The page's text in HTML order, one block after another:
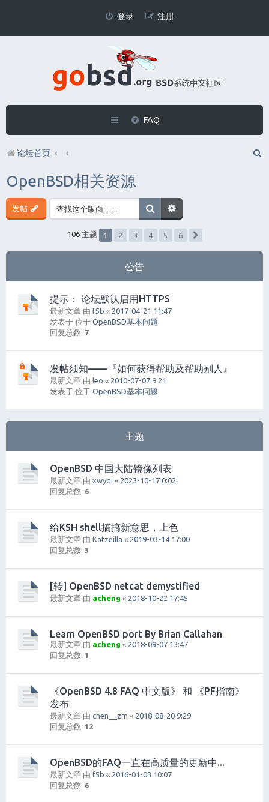
登录 注册
FAQ
论坛首页
OpenBSD相关资源
发帖
106 主题 1 2 3 4 5
6
公告
提示： 论坛默认启用HTTPS
最新文章 由 f5b « 2017-04-21 11:47
发表于 位于 OpenBSD基本问题
回复总数: 7
发帖须知——『如何获得帮助及帮助别人』
最新文章 由 leo « 2010-07-07 9:21
发表于 位于 OpenBSD基本问题
主题
OpenBSD 中国大陆镜像列表
最新文章 由 xwyqi « 2023-10-17 0:02
回复总数: 6
给KSH shell搞搞新意思，上色
最新文章 由 Katzeilla « 2019-03-14 17:00
回复总数: 3
[转] OpenBSD netcat demystified
最新文章 由 acheng « 2018-10-22 17:45
Learn OpenBSD port By Brian Callahan
最新文章 由 acheng « 2018-09-07 13:47
回复总数: 1
《OpenBSD 4.8 FAQ 中文版》 和 《PF指南》
发布
最新文章 由 chen__zm « 2018-08-20 9:29
回复总数: 12
OpenBSD的FAQ一直在高质量的更新中...
最新文章 由 f5b « 2016-01-03 10:07
回复总数: 6